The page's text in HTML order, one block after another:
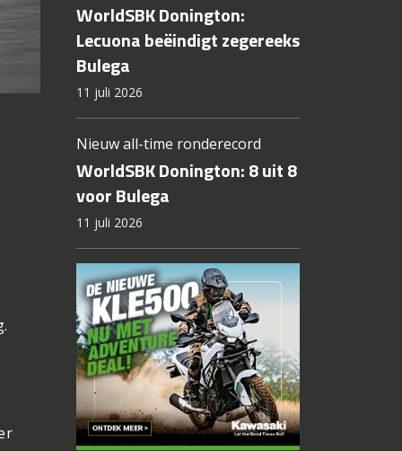
WorldSBK Donington:
Lecuona beëindigt zegereeks
Bulega
11 juli 2026
Nieuw all-time ronderecord
WorldSBK Donington: 8 uit 8
voor Bulega
11 juli 2026